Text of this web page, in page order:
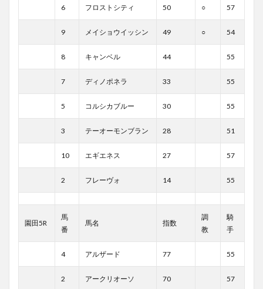
6 フロストシティ 50 ○ 57
9 メイショウイッシン 49 ○ 54
8 キャンベル 44 55
7 ディノポネラ 33 55
5 コルシカブルー 30 55
3 テーオーモンブラン 28 51
10 エギエネス 27 57
2 フレーヴォ 14 55
園田5R
馬
番
馬名 指数
調
教
騎
手
4 アルザード 77 55
2 アークリオーソ 70 57